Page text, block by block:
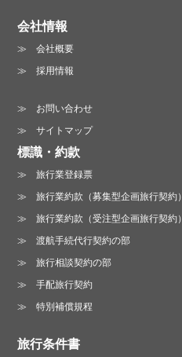
会社情報
会社概要
採用情報
お問い合わせ
サイトマップ
標識・約款
旅行業登録票
旅行業約款（募集型企画旅行契約）
旅行業約款（受注型企画旅行契約）
渡航手続代行契約の部
旅行相談契約の部
手配旅行契約
特別補償規程
旅行条件書